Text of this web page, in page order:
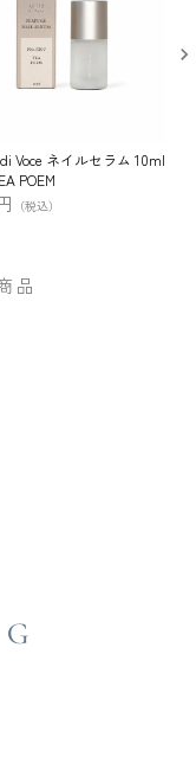
Voce ネイルセラム 10ml
POEM
（税込）
品